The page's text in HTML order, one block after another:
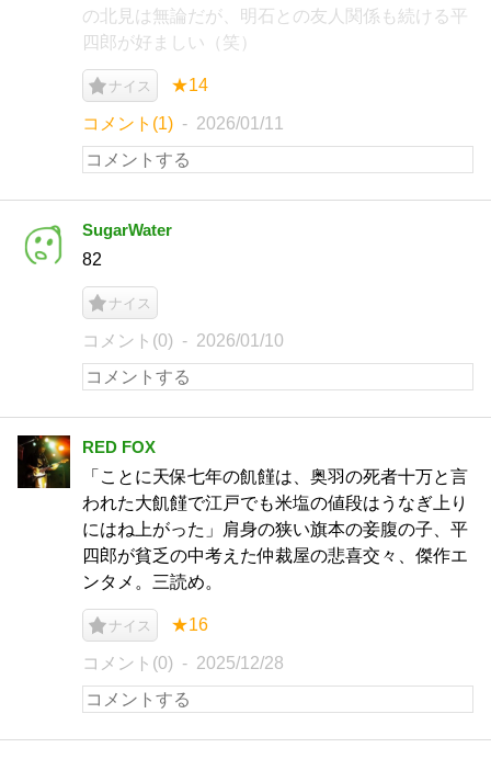
の北見は無論だが、明石との友人関係も続ける平
四郎が好ましい（笑）
ナイス ★14
コメント(1) 2026/01/11
SugarWater
82
ナイス
コメント(0) 2026/01/10
RED FOX
「ことに天保七年の飢饉は、奥羽の死者十万と言
われた大飢饉で江戸でも米塩の値段はうなぎ上り
にはね上がった」肩身の狭い旗本の妾腹の子、平
四郎が貧乏の中考えた仲裁屋の悲喜交々、傑作エ
ンタメ。三読め。
ナイス ★16
コメント(0) 2025/12/28